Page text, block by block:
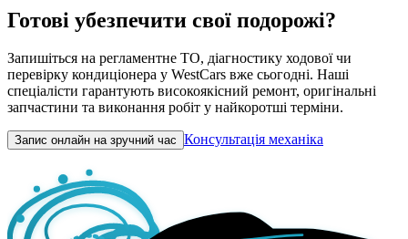
Готові убезпечити свої подорожі?
Запишіться на регламентне ТО, діагностику ходової чи
перевірку кондиціонера у WestCars вже сьогодні. Наші
спеціалісти гарантують високоякісний ремонт, оригінальні
запчастини та виконання робіт у найкоротші терміни.
Запис онлайн на зручний час Консультація механіка